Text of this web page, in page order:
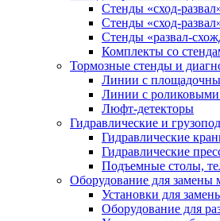
Стенды «сход-
Стенды «сход-
Стенды «развал-
Комплекты со
Тормозные стенды и
Линии с
Линии с
Люфт-детекторы
Гидравлические и
Гидравлические
Гидравлические
Подъемные столы,
Оборудование для замены
Установки для
Оборудование для